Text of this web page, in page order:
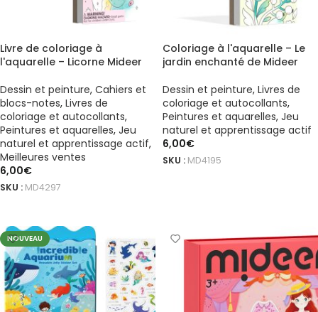
Livre de coloriage à
l'aquarelle – Licorne Mideer
Dessin et peinture, Cahiers et
blocs-notes, Livres de
coloriage et autocollants,
Peintures et aquarelles, Jeu
naturel et apprentissage actif,
Meilleures ventes
6,00€
SKU : MD4297
Coloriage à l'aquarelle – Le
jardin enchanté de Mideer
Dessin et peinture, Livres de
coloriage et autocollants,
Peintures et aquarelles, Jeu
naturel et apprentissage actif
6,00€
SKU : MD4195
NOUVEAU